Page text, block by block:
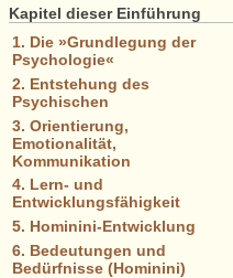
Kapitel dieser Einführung
1. Die »Grundlegung der
Psychologie«
2. Entstehung des
Psychischen
3. Orientierung,
Emotionalität,
Kommunikation
4. Lern- und
Entwicklungsfähigkeit
5. Hominini-Entwicklung
6. Bedeutungen und
Bedürfnisse (Hominini)